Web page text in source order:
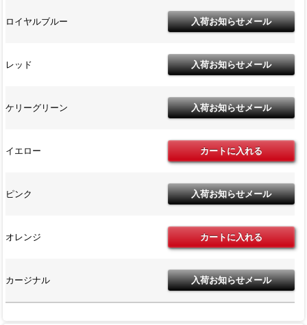
ロイヤルブルー
レッド
ケリーグリーン
イエロー
ピンク
オレンジ
カージナル